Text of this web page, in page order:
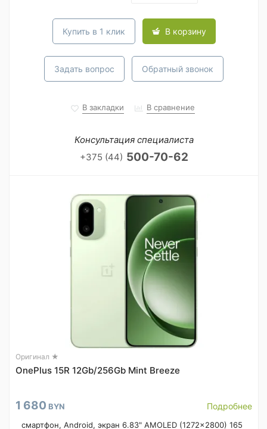
Купить в 1 клик В корзину
Задать вопрос Обратный звонок
В закладки В сравнение
Консультация специалиста
+375 (44) 500-70-62
Оригинал ★
OnePlus 15R 12Gb/256Gb Mint Breeze
1 680 BYN Подробнее
смартфон, Android, экран 6.83" AMOLED (1272x2800) 165